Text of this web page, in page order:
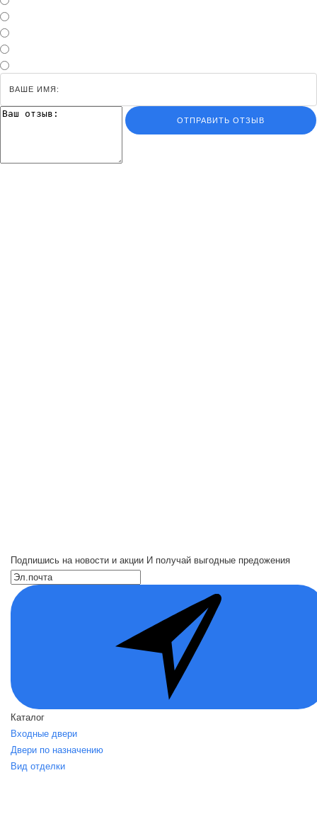
ОТПРАВИТЬ ОТЗЫВ
Подпишись на новости и акции И получай выгодные предожения
Каталог
Входные двери
Двери по назначению
Вид отделки